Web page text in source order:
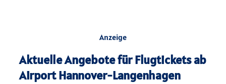
Anzeige
Aktuelle Angebote für Flugtickets ab
Airport Hannover-Langenhagen